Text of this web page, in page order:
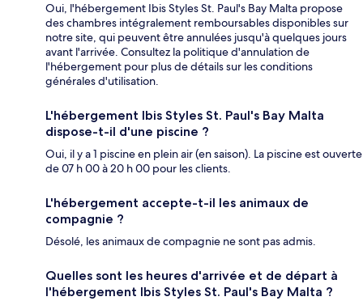
Oui, l'hébergement Ibis Styles St. Paul's Bay Malta propose
des chambres intégralement remboursables disponibles sur
notre site, qui peuvent être annulées jusqu'à quelques jours
avant l'arrivée. Consultez la politique d'annulation de
l'hébergement pour plus de détails sur les conditions
générales d'utilisation.
L'hébergement Ibis Styles St. Paul's Bay Malta
dispose-t-il d'une piscine ?
Oui, il y a 1 piscine en plein air (en saison). La piscine est ouverte
de 07 h 00 à 20 h 00 pour les clients.
L'hébergement accepte-t-il les animaux de
compagnie ?
Désolé, les animaux de compagnie ne sont pas admis.
Quelles sont les heures d'arrivée et de départ à
l'hébergement Ibis Styles St. Paul's Bay Malta ?